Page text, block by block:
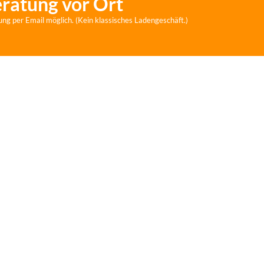
per Email möglich. (Kein klassisches Ladengeschäft.)